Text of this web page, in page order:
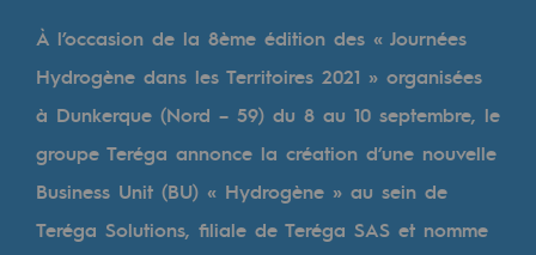
Publications institutionnelles
Où nous trouver
Les énergies d'avenir
Les énergies d'avenir
À l’occasion de la 8ème édition des « Journées
Hydrogène dans les Territoires 2021 » organisées
à Dunkerque (Nord – 59) du 8 au 10 septembre, le
groupe Teréga annonce la création d’une nouvelle
Business Unit (BU) « Hydrogène » au sein de
Teréga Solutions, filiale de Teréga SAS et nomme